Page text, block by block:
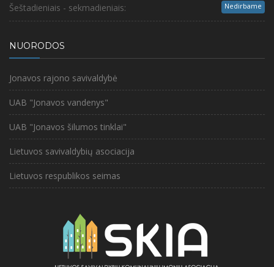
Šeštadieniais - sekmadieniais: Nedirbame
NUORODOS
Jonavos rajono savivaldybė
UAB "Jonavos vandenys"
UAB "Jonavos šilumos tinklai"
Lietuvos savivaldybių asociacija
Lietuvos respublikos seimas